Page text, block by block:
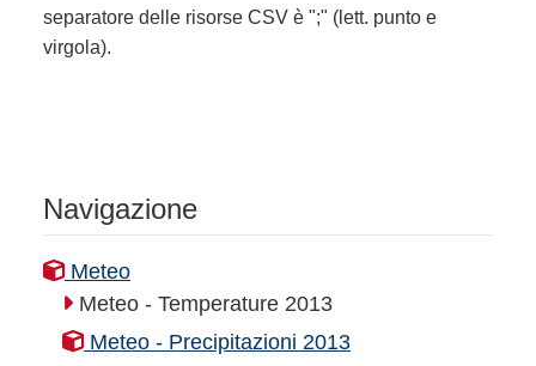
separatore delle risorse CSV è ";" (lett. punto e
virgola).
Navigazione
Meteo
Meteo - Temperature 2013
Meteo - Precipitazioni 2013